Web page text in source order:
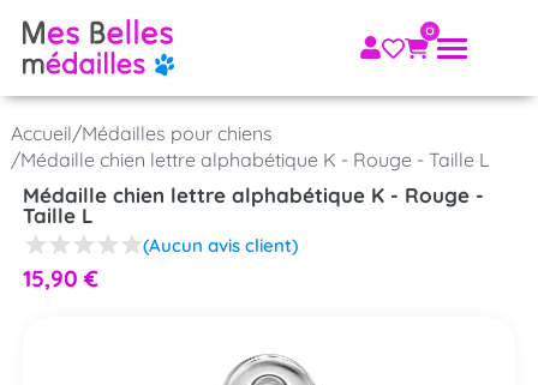
Accueil/Médailles pour chiens
/Médaille chien lettre alphabétique K - Rouge - Taille L
Médaille chien lettre alphabétique K - Rouge -
Taille L
(Aucun avis client)
15,90 €